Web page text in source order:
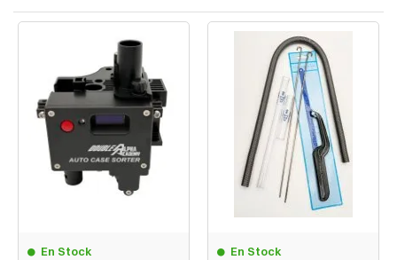
En Stock En Stock